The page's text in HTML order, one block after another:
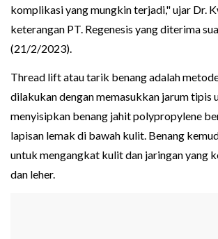
komplikasi yang mungkin terjadi," ujar Dr.
keterangan PT. Regenesis yang diterima
(21/2/2023).
Thread lift atau tarik benang adalah
dilakukan dengan memasukkan jarum tipis
menyisipkan benang jahit polypropylene
lapisan lemak di bawah kulit. Benang
untuk mengangkat kulit dan jaringan yang
dan leher.